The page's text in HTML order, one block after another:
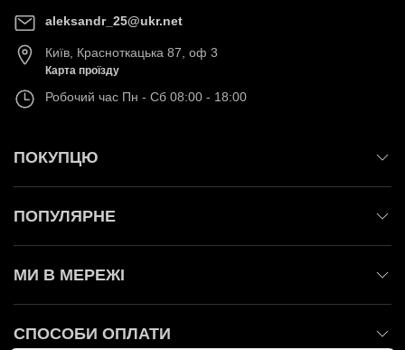
aleksandr_25@ukr.net
Київ, Красноткацька 87, оф 3
Карта проїзду
Робочий час Пн - Сб 08:00 - 18:00
ПОКУПЦЮ
ПОПУЛЯРНЕ
МИ В МЕРЕЖІ
СПОСОБИ ОПЛАТИ